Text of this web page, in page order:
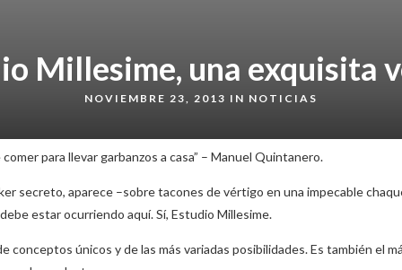
Millesime, una exquisita
NOVIEMBRE 23, 2013 IN NOTICIAS
para llevar garbanzos a casa” – Manuel Quintanero.
secreto, aparece –sobre tacones de vértigo en una impecable
estar ocurriendo aquí. Sí, Estudio Millesime.
únicos y de las más variadas posibilidades. Es también el